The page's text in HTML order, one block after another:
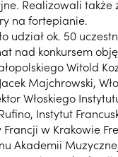
Realizowali także
na fortepianie.
udział ok. 50
nad konkursem
Witold
Majchrowski,
Włoskiego
Instytut
Francji w Krakowie
Akademii